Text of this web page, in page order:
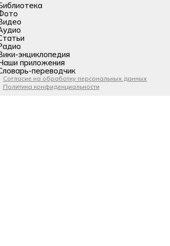
энциклопедия
приложения
переводчик
Согласие на обработку персональных данных
Политика конфиденциальности